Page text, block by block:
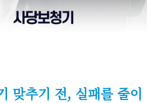
맞추기 전, 실패를 줄이